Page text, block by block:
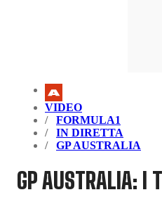
VIDEO
FORMULA1
IN DIRETTA
GP AUSTRALIA
GP AUSTRALIA: I